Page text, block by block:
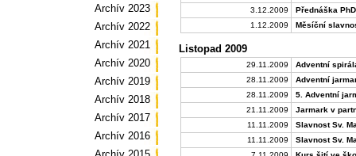
Archív 2023
Archív 2022
Archív 2021
Archív 2020
Archív 2019
Archív 2018
Archív 2017
Archív 2016
3.12.2009
Přednáška
1.12.2009
Měsíční
Listopad 2009
29.11.2009
Adventní
28.11.2009
Adventní
28.11.2009
5. Adventní
21.11.2009
Jarmark v
11.11.2009
Slavnost Sv.
11.11.2009
Slavnost Sv.